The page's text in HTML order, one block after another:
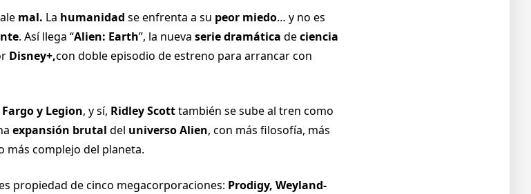
mal. La humanidad se enfrenta a su peor miedo… y no es
. Así llega “Alien: Earth”, la nueva serie dramática deciencia
Disney+,con doble episodio de estreno para arrancar con
Fargo y Legion, y sí, Ridley Scotttambién se sube al tren como
expansión brutal del universo Alien, con más filosofía, más
más complejo del planeta.
propiedad de cinco megacorporaciones: Prodigy, Weyland-